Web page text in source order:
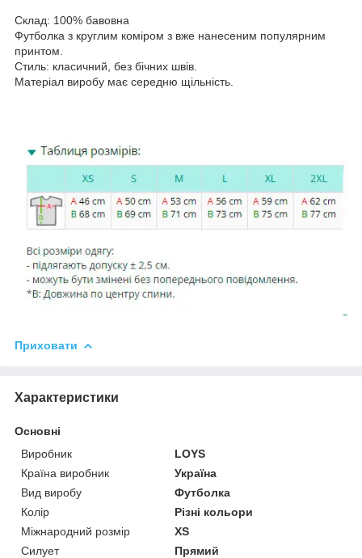
Склад: 100% бавовна
Футболка з круглим коміром з вже нанесеним популярним
принтом.
Стиль: класичний, без бічних швів.
Матеріал виробу має середню щільність.
Приховати
Характеристики
Основні
Виробник
LOYS
Країна виробник
Україна
Вид виробу
Футболка
Колір
Різні кольори
Міжнародний розмір
XS
Силует
Прямий